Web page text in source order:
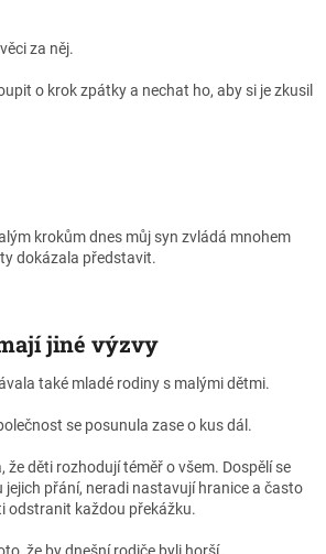
za něj.
o krok zpátky a nechat ho, aby si je zkusil
krokům dnes můj syn zvládá mnohem
dokázala představit.
jiné výzvy
také mladé rodiny s malými dětmi.
se posunula zase o kus dál.
že děti rozhodují téměř o všem. Dospělí se
jejich přání, neradi nastavují hranice a často
odstranit každou překážku.